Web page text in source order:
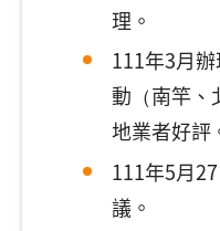
理。
111年3月
動（南竿、
地業者好評
111年5月
議。